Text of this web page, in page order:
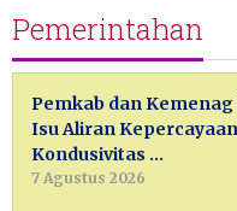
Pemerintahan
Pemkab dan
Isu Aliran
Kondusivitas …
7 Agustus 2026